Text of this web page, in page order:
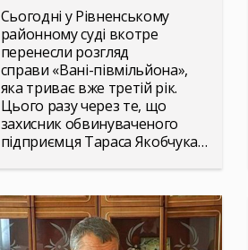
Сьогодні у Рівненському
районному суді вкотре
перенесли розгляд
справи «Вані-півмільйона»,
яка триває вже третій рік.
Цього разу через те, що
захисник обвинуваченого
підприємця Тараса Якобчука…